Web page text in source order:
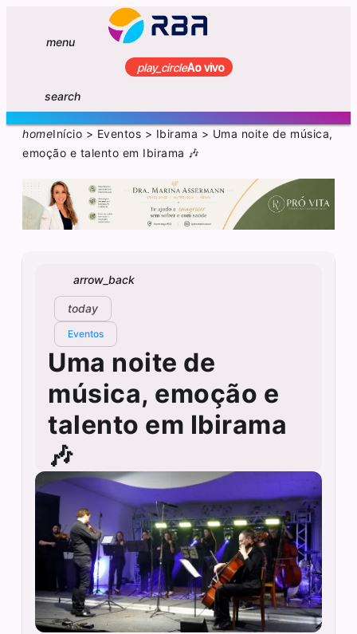
menu
play_circleAo vivo
search
homeInício > Eventos > Ibirama > Uma noite de música,
emoção e talento em Ibirama 🎶
arrow_back
today
Eventos
Uma noite de
música, emoção e
talento em Ibirama
🎶